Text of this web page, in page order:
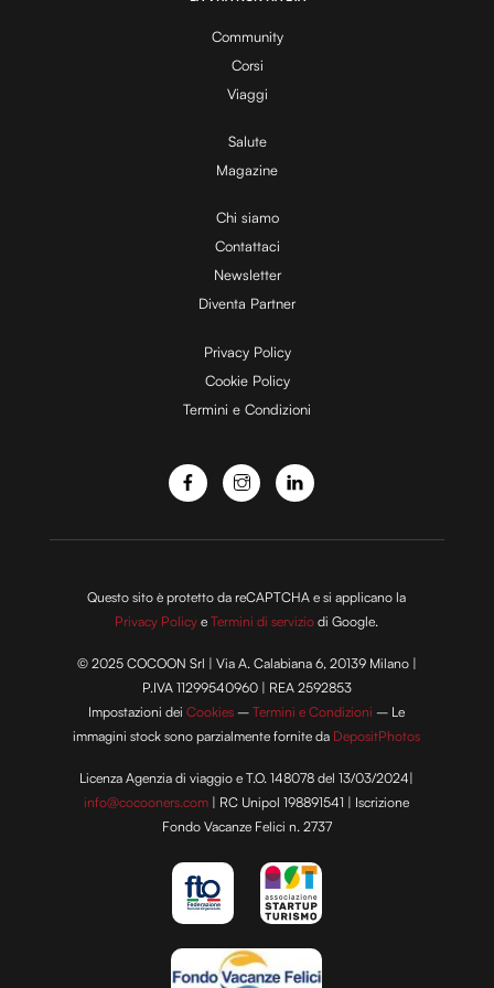
y
V
i
d
e
o
0
Community
Corsi
Viaggi
Salute
Magazine
Chi siamo
Contattaci
Newsletter
Diventa Partner
Privacy Policy
Cookie Policy
Termini e Condizioni
Questo sito è protetto da reCAPTCHA e si applicano la
Privacy Policy eTermini di servizio di Google.
© 2025 COCOON Srl | Via A. Calabiana 6, 20139 Milano |
P.IVA 11299540960 | REA 2592853
Impostazioni deiCookies –Termini e Condizioni – Le
immagini stock sono parzialmente fornite da DepositPhotos
Licenza Agenzia di viaggio e T.O. 148078 del 13/03/2024|
info@cocooners.com | RC Unipol 198891541 | Iscrizione
Fondo Vacanze Felici n. 2737